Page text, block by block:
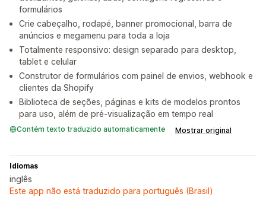
formulários
Crie cabeçalho, rodapé, banner promocional, barra de
anúncios e megamenu para toda a loja
Totalmente responsivo: design separado para desktop,
tablet e celular
Construtor de formulários com painel de envios, webhook e
clientes da Shopify
Biblioteca de seções, páginas e kits de modelos prontos
para uso, além de pré-visualização em tempo real
Contém texto traduzido automaticamente Mostrar original
Idiomas
inglês
Este app não está traduzido para português (Brasil)